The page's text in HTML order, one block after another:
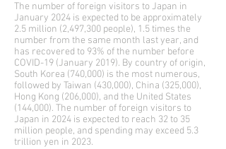
The number of foreign visitors to Japan in
January 2024 is expected to be approximately
2.5 million (2,497,300 people), 1.5 times the
number from the same month last year, and
has recovered to 93% of the number before
COVID-19 (January 2019). By country of origin,
South Korea (740,000) is the most numerous,
followed by Taiwan (430,000), China (325,000),
Hong Kong (206,000), and the United States
(144,000). The number of foreign visitors to
Japan in 2024 is expected to reach 32 to 35
million people, and spending may exceed 5.3
trillion yen in 2023.